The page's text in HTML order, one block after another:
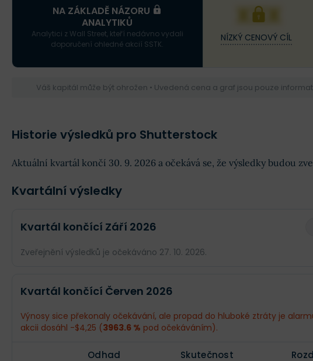
NA ZÁKLADĚ NÁZORU
ANALYTIKŮ
Analytici z Wall Street, kteří nedávno vydali
doporučení ohledně akcií SSTK.
XXX
NÍZKÝ CENOVÝ CÍL
Váš kapitál může být ohrožen • Uvedená cena a graf jsou pouze
Historie výsledků pro Shutterstock
Aktuální kvartál končí 30. 9. 2026 a očekává se, že výsledky budou
Kvartální výsledky
Kvartál končící Září 2026
Zveřejnění výsledků je očekáváno 27. 10. 2026.
Příjmy $2,84 mil. --
$0,08 --
Kvartál končící Červen 2026
Výnosy sice překonaly očekávání, ale propad do hluboké ztráty je
akcii dosáhl -$4,25 (3963.6 % pod očekáváním).
Odhad Skutečnost